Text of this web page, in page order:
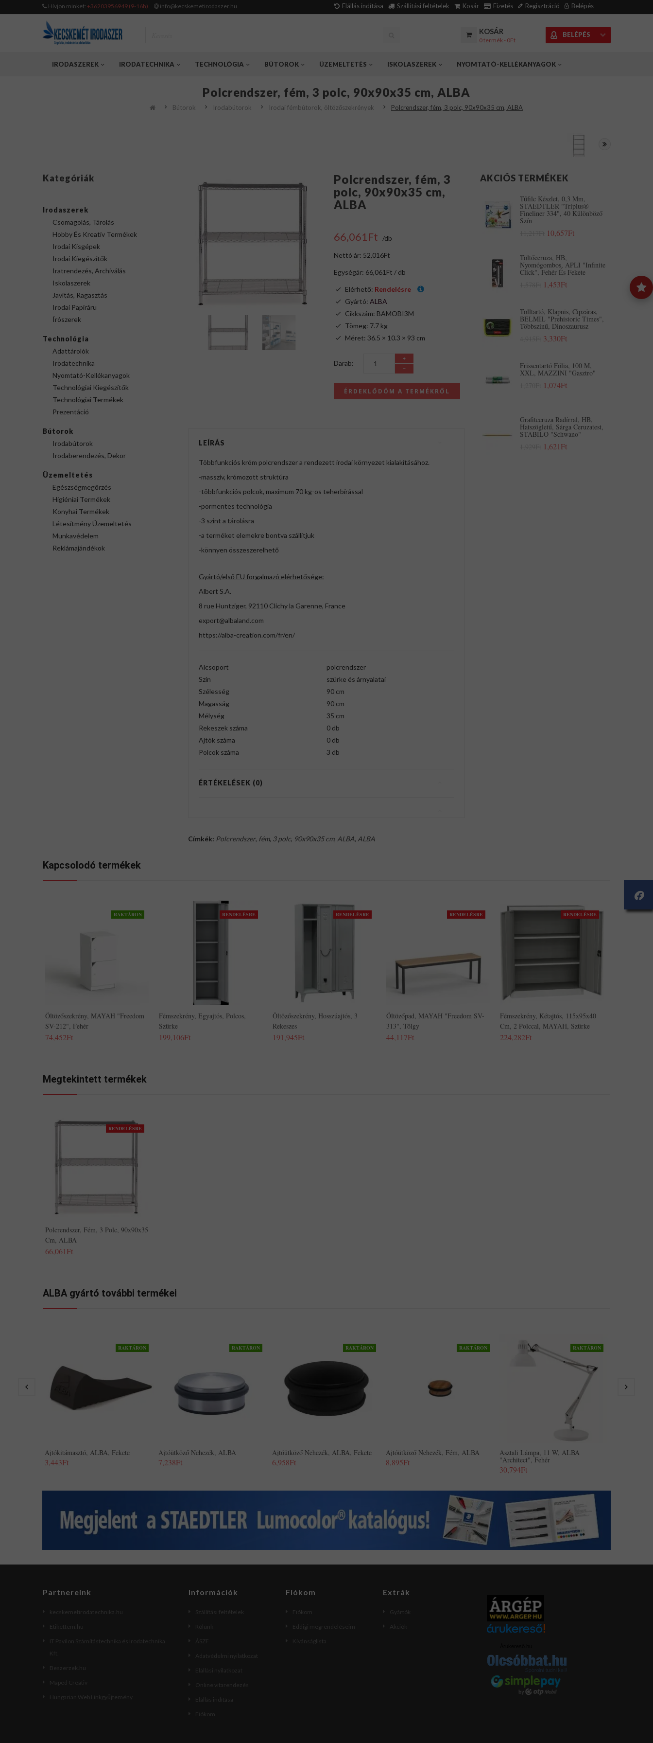
Hívjon minket: +36203956949 (9-16h) info@kecskemetirodaszer.hu Elállás indítása Szállítási feltételek Kosár Fizetés Regisztráció Belépés
KOSÁR
0 termék - 0Ft
BELÉPÉS
IRODASZEREK IRODATECHNIKA TECHNOLÓGIA BÚTOROK ÜZEMELTETÉS ISKOLASZEREK NYOMTATÓ-KELLÉKANYAGOK
Polcrendszer, fém, 3 polc, 90x90x35 cm, ALBA
Bútorok Irodabútorok Irodai fémbútorok, öltözőszekrények Polcrendszer, fém, 3 polc, 90x90x35 cm, ALBA
Kategóriák
Irodaszerek
Csomagolás, Tárolás
Hobby És Kreatív Termékek
Irodai Kisgépek
Irodai Kiegészítők
Iratrendezés, Archiválás
Iskolaszerek
Javítás, Ragasztás
Irodai Papíráru
Írószerek
Technológia
Adattárolók
Irodatechnika
Nyomtató-Kellékanyagok
Technológiai Kiegészítők
Technológiai Termékek
Prezentáció
Bútorok
Irodabútorok
Irodaberendezés, Dekor
Üzemeltetés
Egészségmegőrzés
Higiéniai Termékek
Konyhai Termékek
Létesítmény Üzemeltetés
Munkavédelem
Reklámajándékok
Polcrendszer, fém, 3
polc, 90x90x35 cm,
ALBA
66,061Ft /db
Nettó ár: 52,016Ft
Egységár: 66,061Ft / db
Elérhető: Rendelésre
Gyártó: ALBA
Cikkszám: BAMOBI3M
Tömeg: 7.7 kg
Méret: 36.5 × 10.3 × 93 cm
Darab:
ÉRDEKLŐDÖM A TERMÉKRŐL
LEÍRÁS
Többfunkciós króm polcrendszer a rendezett irodai környezet kialakításához.
-masszív, krómozott struktúra
-többfunkciós polcok, maximum 70 kg-os teherbírással
-pormentes technológia
-3 szint a tárolásra
-a terméket elemekre bontva szállítjuk
-könnyen összeszerelhető
Gyártó/első EU forgalmazó elérhetősége:
Albert S.A.
8 rue Huntziger, 92110 Clichy la Garenne, France
export@albaland.com
https://alba-creation.com/fr/en/
Alcsoport
polcrendszer
Szín
szürke és árnyalatai
Szélesség
90 cm
Magasság
90 cm
Mélység
35 cm
Rekeszek száma
0 db
Ajtók száma
0 db
Polcok száma
3 db
ÉRTÉKELÉSEK (0)
Címkék: Polcrendszer, fém, 3 polc, 90x90x35 cm, ALBA, ALBA
AKCIÓS TERMÉKEK
Tűfilc Készlet, 0,3 Mm,
STAEDTLER "triplus®
Fineliner 334", 40 Különböző
Szín
10,657Ft
Töltőceruza, HB,
Nyomógombos, APLI "Infinite
Click", Fehér És Fekete
1,453Ft
Tolltartó, Klapnis, Cipzáras,
BELMIL "Prehistoric Times",
Többszínű, Dinoszaurusz
3,330Ft
Frissentartó Fólia, 100 M,
XXL, MAZZINI "Gasztro"
1,074Ft
Grafitceruza Radírral, HB,
Hatszögletű, Sárga Ceruzatest,
STABILO "Schwano"
1,621Ft
Kapcsolodó termékek
RAKTÁRON
Öltözőszekrény, MAYAH "Freedom
SV-212", Fehér
74,452Ft
RENDELÉSRE
Fémszekrény, Egyajtós, Polcos,
Szürke
199,106Ft
RENDELÉSRE
Öltözőszekrény, Hosszúajtós, 3
Rekeszes
191,945Ft
RENDELÉSRE
Öltözőpad, MAYAH "Freedom SV-
313", Tölgy
44,117Ft
RENDELÉSRE
Fémszekrény, Kétajtós, 115x95x40
Cm, 2 Polccal, MAYAH, Szürke
224,282Ft
Megtekintett termékek
RENDELÉSRE
Polcrendszer, Fém, 3 Polc, 90x90x35
Cm, ALBA
66,061Ft
ALBA gyártó további termékei
RAKTÁRON
Ajtókitámasztó, ALBA, Fekete
3,443Ft
RAKTÁRON
Ajtóütköző Nehezék, ALBA
7,238Ft
RAKTÁRON
Ajtóütköző Nehezék, ALBA, Fekete
6,958Ft
RAKTÁRON
Ajtóütköző Nehezék, Fém, ALBA
8,895Ft
RAKTÁRON
Asztali Lámpa, 11 W, ALBA
"Architect", Fehér
30,794Ft
Partnereink
kecskemetirodatechnika.hu
Etikettem.hu
IT Pavilon Számítástechnika és Irodatechnika
Kft.
Beszerzek.hu
Maped Creativ
Hungarian Web Linkgyűjtemény
Információk
Szállítási feltételek
Rólunk
ÁSZF
Adatvédelmi nyilatkozat
Elállási nyilatkozat
Online vitarendezés
Elállás indítása
Fiókom
Fiókom
Fiókom
Eddigi megrendeléseim
Kívánságlista
Extrák
Gyártók
Akciók